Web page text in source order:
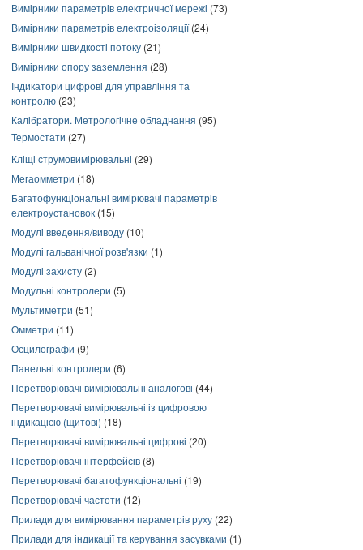
Вимірники параметрів електричної мережі (73)
Вимірники параметрів електроізоляції(24)
Вимірники швидкості потоку (21)
Вимірники опору заземлення (28)
Індикатори цифрові для управління та
контролю (23)
Калібратори. Метрологічне обладнання (95)
Термостати (27)
Кліщі струмовимірювальні (29)
Мегаомметри (18)
Багатофункціональні вимірювачі параметрів
електроустановок (15)
Модулі введення/виводу (10)
Модулі гальванічної розв'язки (1)
Модулі захисту (2)
Модульні контролери (5)
Мультиметри (51)
Омметри (11)
Осцилографи (9)
Панельні контролери (6)
Перетворювачі вимірювальні аналогові (44)
Перетворювачі вимірювальні із цифровою
індикацією (щитові) (18)
Перетворювачі вимірювальні цифрові (20)
Перетворювачі інтерфейсів (8)
Перетворювачі багатофункціональні (19)
Перетворювачі частоти (12)
Прилади для вимірювання параметрів руху (22)
Прилади для індикації та керування засувками (1)